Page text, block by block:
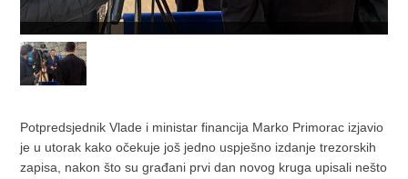
Potpredsjednik Vlade i ministar financija Marko Primorac izjavio
je u utorak kako očekuje još jedno uspješno izdanje trezorskih
zapisa, nakon što su građani prvi dan novog kruga upisali nešto